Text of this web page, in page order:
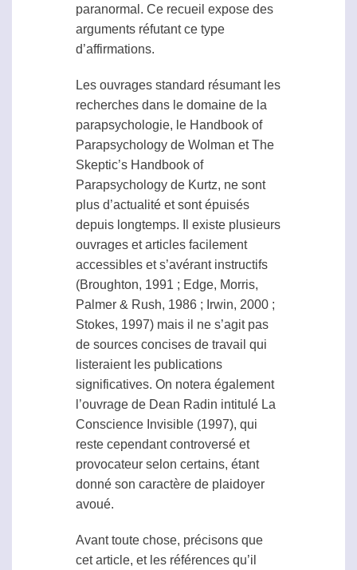
paranormal . Ce recueil expose des
arguments réfutant ce type
d’affirmations.
Les ouvrages standard résumant les
recherches dans le domaine de la
parapsychologie, le Handbook of
Parapsychology de Wolman et The
Skeptic’s Handbook of
Parapsychology de Kurtz, ne sont
plus d’actualité et sont épuisés
depuis longtemps. Il existe plusieurs
ouvrages et articles facilement
accessibles et s’avérant instructifs
(Broughton, 1991 ; Edge, Morris,
Palmer & Rush, 1986 ; Irwin, 2000 ;
Stokes, 1997) mais il ne s’agit pas
de sources concises de travail qui
listeraient les publications
significatives. On notera également
l’ouvrage de Dean Radin intitulé La
Conscience Invisible (1997), qui
reste cependant controversé et
provocateur selon certains, étant
donné son caractère de plaidoyer
avoué.
Avant toute chose, précisons que
cet article, et les références qu’il